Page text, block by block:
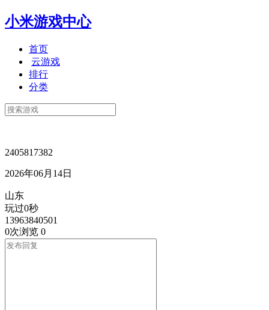
小米游戏中心
首页
云游戏
排行
分类
2405817382
2026年06月14日
山东
玩过0秒
13963840501
0次浏览 0